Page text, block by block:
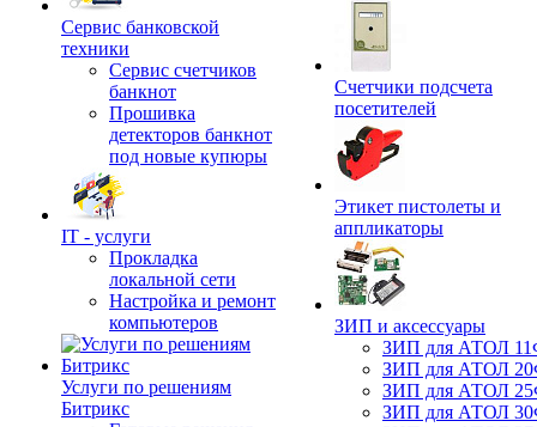
Сервис банковской
техники
Сервис счетчиков
банкнот
Прошивка
детекторов банкнот
под новые купюры
IT - услуги
Прокладка
локальной сети
Настройка и ремонт
компьютеров
Услуги по решениям
Битрикс
Счетчики подсчета
посетителей
Этикет пистолеты и
аппликаторы
ЗИП и аксессуары
ЗИП для АТОЛ
ЗИП для АТОЛ
ЗИП для АТОЛ
ЗИП для АТОЛ